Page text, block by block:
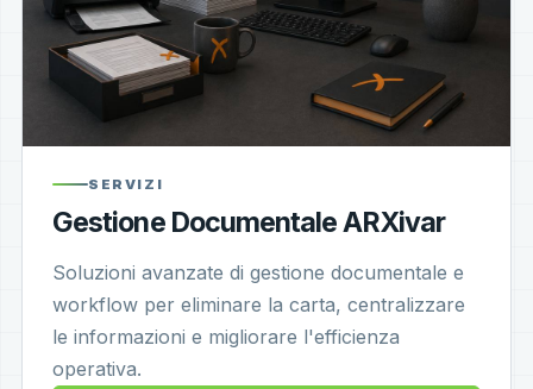
SERVIZI
Gestione Documentale ARXivar
Soluzioni avanzate di gestione documentale e
workflow per eliminare la carta, centralizzare
le informazioni e migliorare l'efficienza
operativa.